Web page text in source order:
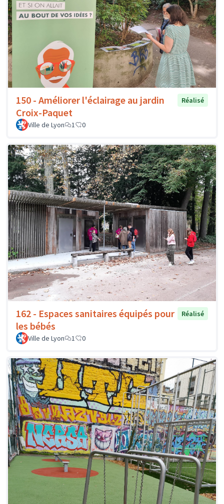
150 - Améliorer l'éclairage au jardin
Croix-Paquet
Réalisé
Ville de Lyon 1 0
162 - Espaces sanitaires équipés pour
les bébés
Réalisé
Ville de Lyon 1 0